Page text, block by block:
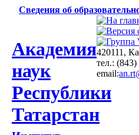
Сведения об
Академия
наук
Республики
Татарстан
420111,
тел.:
email: